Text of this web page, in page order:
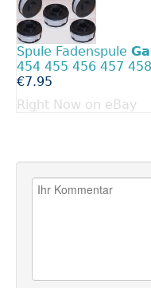
Spule Fadenspule
454 455 456 457
€7.95
Right Now on eBay